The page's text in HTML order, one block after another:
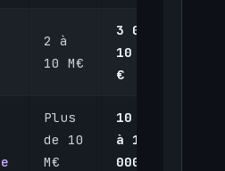
2 à
10 M€
3 000 à
10 000
€
Plus
de 10
M€
10 000
à 100
000 €+